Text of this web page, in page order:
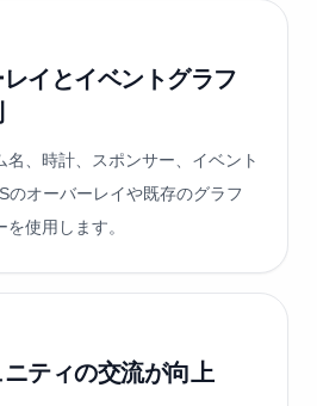
イとイベントグラフ
名、時計、スポンサー、イベント
のオーバーレイや既存のグラフ
使用します。
ティの交流が向上